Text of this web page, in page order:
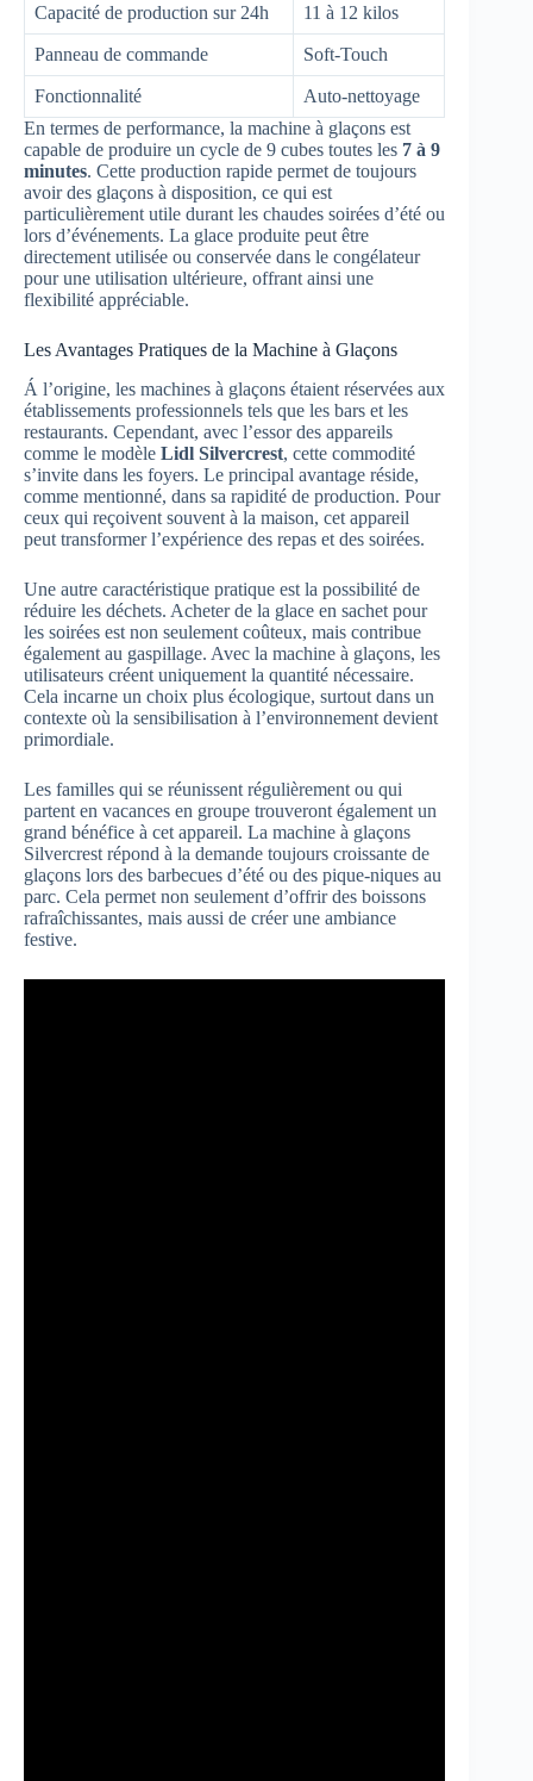
Capacité de production sur 24h 11 à 12 kilos
Panneau de commande Soft-Touch
Fonctionnalité
Auto-nettoyage
En termes de performance, la machine à glaçons est
capable de produire un cycle de 9 cubes toutes les 7 à 9
minutes. Cette production rapide permet de toujours
avoir des glaçons à disposition, ce qui est
particulièrement utile durant les chaudes soirées d’été ou
lors d’événements. La glace produite peut être
directement utilisée ou conservée dans le congélateur
pour une utilisation ultérieure, offrant ainsi une
flexibilité appréciable.
Les Avantages Pratiques de la Machine à Glaçons
Á l’origine, les machines à glaçons étaient réservées aux
établissements professionnels tels que les bars et les
restaurants. Cependant, avec l’essor des appareils
comme le modèle Lidl Silvercrest, cette commodité
s’invite dans les foyers. Le principal avantage réside,
comme mentionné, dans sa rapidité de production. Pour
ceux qui reçoivent souvent à la maison, cet appareil
peut transformer l’expérience des repas et des soirées.
Une autre caractéristique pratique est la possibilité de
réduire les déchets. Acheter de la glace en sachet pour
les soirées est non seulement coûteux, mais contribue
également au gaspillage. Avec la machine à glaçons, les
utilisateurs créent uniquement la quantité nécessaire.
Cela incarne un choix plus écologique, surtout dans un
contexte où la sensibilisation à l’environnement devient
primordiale.
Les familles qui se réunissent régulièrement ou qui
partent en vacances en groupe trouveront également un
grand bénéfice à cet appareil. La machine à glaçons
Silvercrest répond à la demande toujours croissante de
glaçons lors des barbecues d’été ou des pique-niques au
parc. Cela permet non seulement d’offrir des boissons
rafraîchissantes, mais aussi de créer une ambiance
festive.